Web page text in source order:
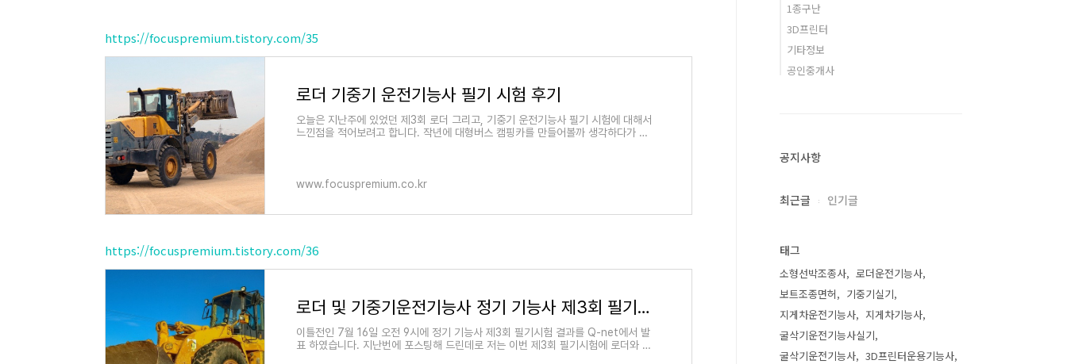
https://focuspremium.tistory.com/35
로더 기중기 운전기능사 필기 시험 후기
오늘은 지난주에 있었던 제3회 로더 그리고, 기중기 운전기능사 필기 시험에 대해서
느낀점을 적어보려고 합니다. 작년에 대형버스 캠핑카를 만들어볼까 생각하다가 처
www.focuspremium.co.kr
https://focuspremium.tistory.com/36
로더 및 기중기운전기능사 정기 기능사 제3회 필기시험 응시인원 및 합격률
이틀전인 7월 16일 오전 9시에 정기 기능사 제3회 필기시험 결과를 Q-net에서 발
표 하였습니다. 지난번에 포스팅해 드린데로 저는 이번 제3회 필기시험에 로더와 기
1종구난
3D프린터
기타정보
공인중개사
공지사항
최근글 인기글
태그
소형선박조종사
로더운전기능사
보트조종면허
기중기실기
지게차운전기능사
지게차기능사
굴삭기운전기능사실기
굴삭기운전기능사
3D프린터운용기능사